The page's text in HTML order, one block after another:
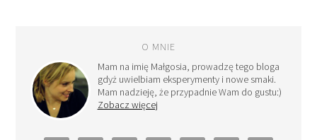
O MNIE
Mam na imię Małgosia, prowadzę tego bloga
gdyż uwielbiam eksperymenty i nowe smaki.
Mam nadzieję, że przypadnie Wam do gustu:)
Zobacz więcej